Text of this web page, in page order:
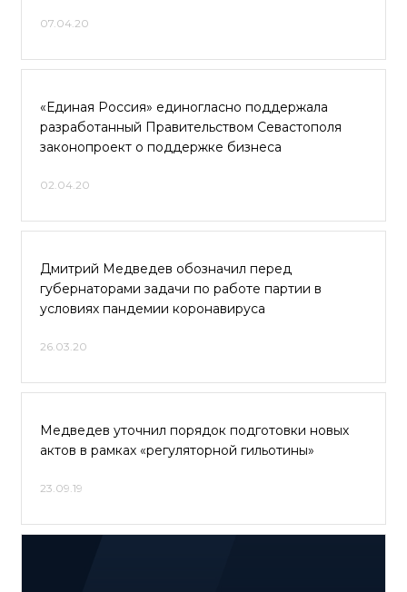
07.04.20
«Единая Россия» единогласно поддержала
разработанный Правительством Севастополя
законопроект о поддержке бизнеса
02.04.20
Дмитрий Медведев обозначил перед
губернаторами задачи по работе партии в
условиях пандемии коронавируса
26.03.20
Медведев уточнил порядок подготовки новых
актов в рамках «регуляторной гильотины»
23.09.19